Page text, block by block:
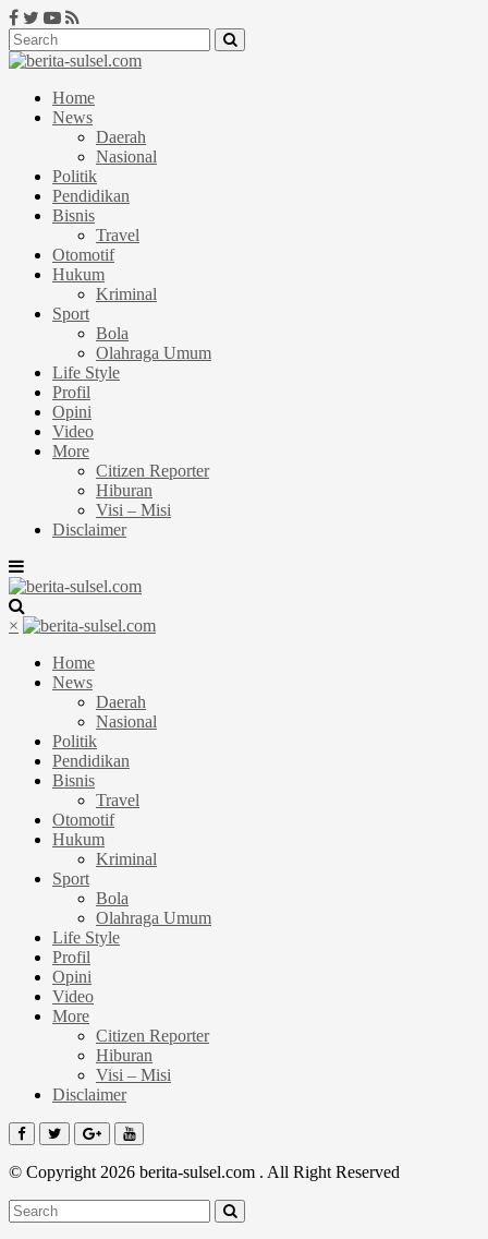
Home
News
Daerah
Nasional
Politik
Pendidikan
Bisnis
Travel
Otomotif
Hukum
Kriminal
Sport
Bola
Olahraga Umum
Life Style
Profil
Opini
Video
More
Citizen Reporter
Hiburan
Visi – Misi
Disclaimer
×
Home
News
Daerah
Nasional
Politik
Pendidikan
Bisnis
Travel
Otomotif
Hukum
Kriminal
Sport
Bola
Olahraga Umum
Life Style
Profil
Opini
Video
More
Citizen Reporter
Hiburan
Visi – Misi
Disclaimer
© Copyright 2026 berita-sulsel.com . All Right Reserved